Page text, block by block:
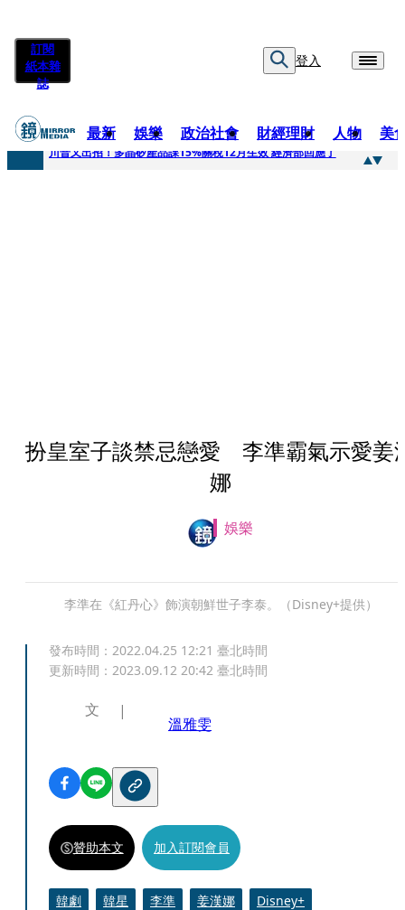
訂閱
紙本雜
誌
登入
最新 娛樂 政治社會 財經理財 人物 美
快訊
川普又出招！多晶矽產品課15%關稅12月生效 經濟部回應了
扮皇室子談禁忌戀愛 李準霸氣示愛姜
娜
娛樂
李準在《紅丹心》飾演朝鮮世子李泰。（Disney+提供）
發布時間： 2022.04.25 12:21 臺北時間
更新時間： 2023.09.12 20:42 臺北時間
文
溫雅雯
贊助本文 加入訂閱會員
韓劇 韓星 李準 姜漢娜 Disney+